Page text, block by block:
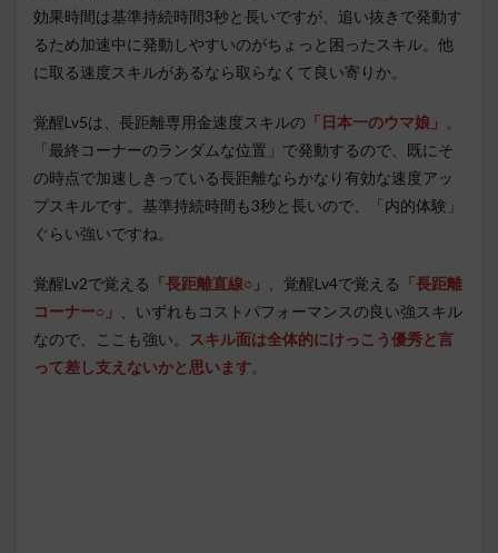
効果時間は基準持続時間3秒と長いですが、追い抜きで発動す
るため加速中に発動しやすいのがちょっと困ったスキル。他
に取る速度スキルがあるなら取らなくて良い寄りか。
覚醒Lv5は、長距離専用金速度スキルの 「日本一のウマ娘」 。
「最終コーナーのランダムな位置」で発動するので、既にそ
の時点で加速しきっている長距離ならかなり有効な速度アッ
プスキルです。基準持続時間も3秒と長いので、「内的体験」
ぐらい強いですね。
覚醒Lv2で覚える 「長距離直線○」 、覚醒Lv4で覚える 「長距離
コーナー○」
、いずれもコストパフォーマンスの良い強スキル
なので、ここも強い。
スキル面は全体的にけっこう優秀と言
って差し支えないかと思います。